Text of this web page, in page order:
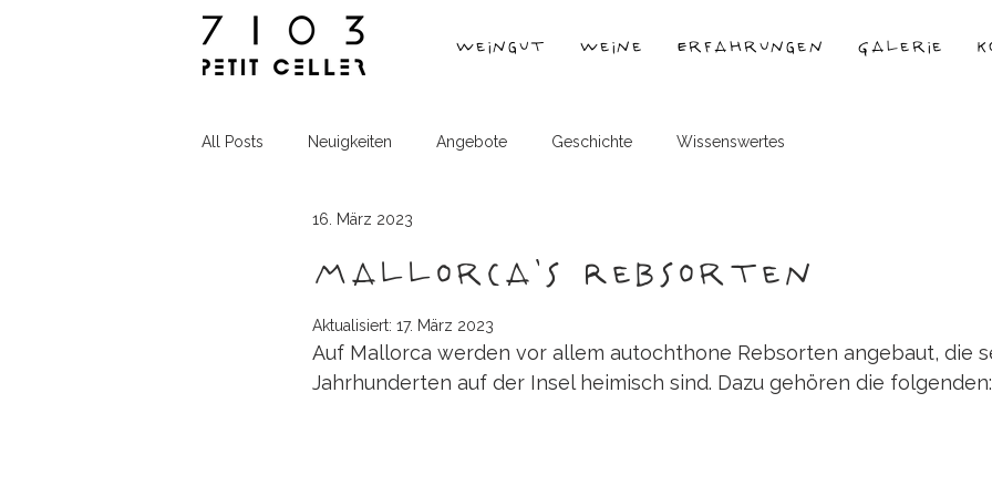
Weingut Weine Erfahrungen Galerie
All Posts Neuigkeiten Angebote Geschichte Wissenswertes
Mallorca's Rebsorten
16. März 2023
Aktualisiert: 17. März 2023
Auf Mallorca werden vor allem autochthone Rebsorten angebaut, die
Jahrhunderten auf der Insel heimisch sind. Dazu gehören die folgenden: